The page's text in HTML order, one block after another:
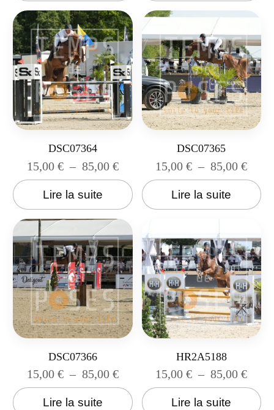
DSC07364
15,00 € – 85,00 €
Lire la suite
DSC07365
15,00€ – 85,00€
Lire la suite
DSC07366
15,00 € – 85,00 €
Lire la suite
HR2A5188
15,00€ – 85,00€
Lire la suite